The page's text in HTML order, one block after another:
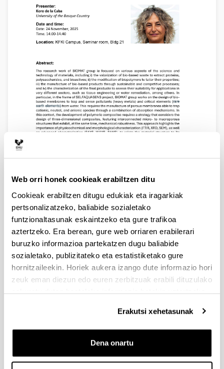
Web orri honek cookieak erabiltzen ditu
Cookieak erabiltzen ditugu edukiak eta iragarkiak
pertsonalizatzeko, baliabide sozialetako
funtzionaltasunak eskaintzeko eta gure trafikoa
aztertzeko. Era berean, gure web orriaren erabilerari
buruzko informazioa partekatzen dugu baliabide
sozialetako, publizitateko eta estatistiketako gure
hornitzaileekin. Horiek aukera izango dute informazio hori
zeuk eman diezun edo euren zerbitzuak erabili dituzulako
eskuratu duten bestelako informazio batekin uztartzeko.
Erakutsi xehetasunak
Dena onartu